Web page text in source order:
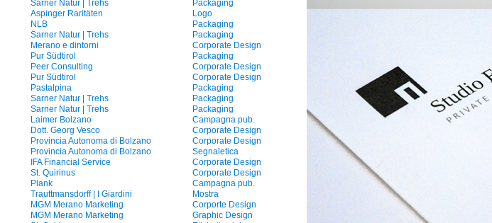
Sarner Natur | Trehs
Packaging
Aspinger Raritäten
Logo
NLB
Packaging
Sarner Natur | Trehs
Packaging
Merano e dintorni
Corporate Design
Pur Südtirol
Packaging
Peer Consulting
Corporate Design
Pur Südtirol
Corporate Design
Pastalpina
Packaging
Sarner Natur | Trehs
Packaging
Sarner Natur | Trehs
Packaging
Laimer Bolzano
Campagna pub.
Dott. Georg Vesco
Corporate Design
Provincia Autonoma di Bolzano
Corporate Design
Provincia Autonoma di Bolzano
Segnaletica
IFA Financial Service
Corporate Design
St. Quirinus
Corporate Design
Plank
Campagna pub.
Trauttmansdorff | I Giardini
Mostra
MGM Merano Marketing
Corporte Design
MGM Merano Marketing
Graphic Design